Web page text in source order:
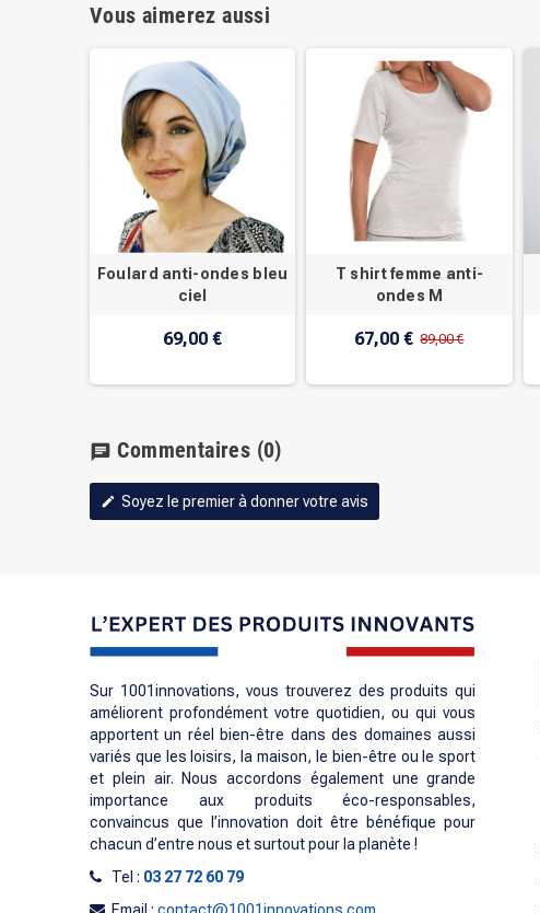
Vous aimerez aussi
Foulard anti-ondes bleu
ciel
69,00 €
T shirt femme anti-
ondes M
67,00 € 89,00 €
chat Commentaires (0)
edit Soyez le premier à donner votre avis
Sur 1001innovations, vous trouverez des produits qui
améliorent profondément votre quotidien, ou qui vous
apportent un réel bien-être dans des domaines aussi
variés que les loisirs, la maison, le bien-être ou le sport
et plein air. Nous accordons également une grande
importance aux produits éco-responsables,
convaincus que l’innovation doit être bénéfique pour
chacun d’entre nous et surtout pour la planète !
Tel : 03 27 72 60 79